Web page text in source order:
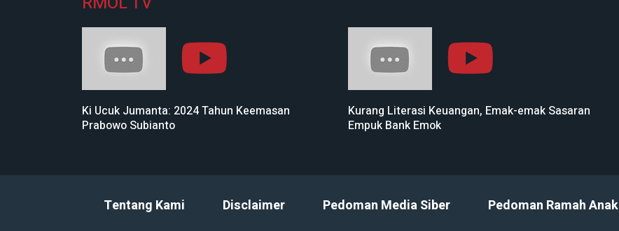
Ki Ucuk Jumanta: 2024 Tahun Keemasan
Prabowo Subianto
Kurang Literasi Keuangan, Emak-emak Sasaran
Empuk Bank Emok
Tentang Kami Disclaimer Pedoman Media Siber Pedoman Ramah Anak